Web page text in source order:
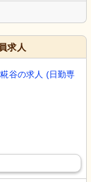
求人
谷の求人 (日勤専